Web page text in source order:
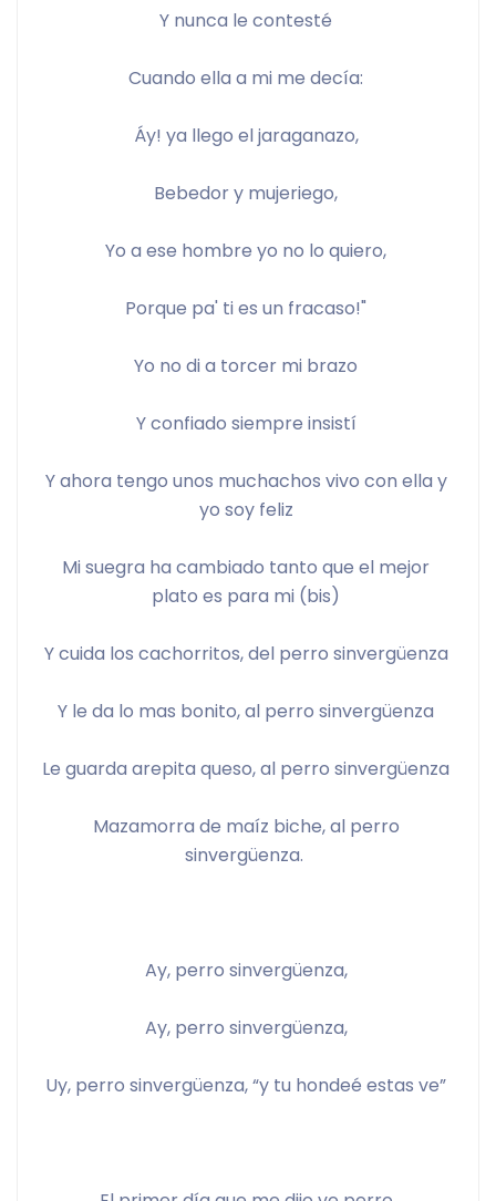
Y nunca le contesté
Cuando ella a mi me decía:
Áy! ya llego el jaraganazo,
Bebedor y mujeriego,
Yo a ese hombre yo no lo quiero,
Porque pa' ti es un fracaso!"
Yo no di a torcer mi brazo
Y confiado siempre insistí
Y ahora tengo unos muchachos vivo con ella y
yo soy feliz
Mi suegra ha cambiado tanto que el mejor
plato es para mi (bis)
Y cuida los cachorritos, del perro sinvergüenza
Y le da lo mas bonito, al perro sinvergüenza
Le guarda arepita queso, al perro sinvergüenza
Mazamorra de maíz biche, al perro
sinvergüenza.
Ay, perro sinvergüenza,
Ay, perro sinvergüenza,
Uy, perro sinvergüenza, “y tu hondeé estas ve”